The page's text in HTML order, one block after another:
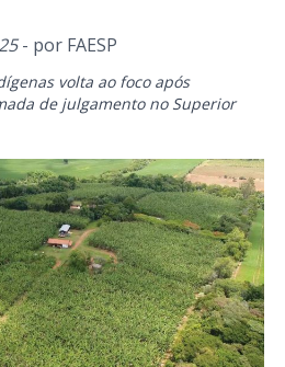
- por FAESP
volta ao foco após
de julgamento no Superior